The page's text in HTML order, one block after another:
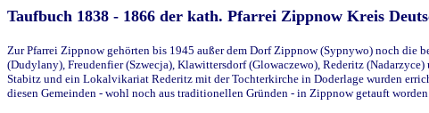
Taufbuch 1838 - 1866 der kath. Pfarrei Zippnow Kreis
Zur Pfarrei Zippnow gehörten bis 1945 außer dem Dorf Zippnow (Sypnywo) noch die
(Dudylany), Freudenfier (Szwecja), Klawittersdorf (Glowaczewo), Rederitz
Stabitz und ein Lokalvikariat Rederitz mit der Tochterkirche in Doderlage wurden
diesen Gemeinden - wohl noch aus traditionellen Gründen - in Zippnow getauft worden.